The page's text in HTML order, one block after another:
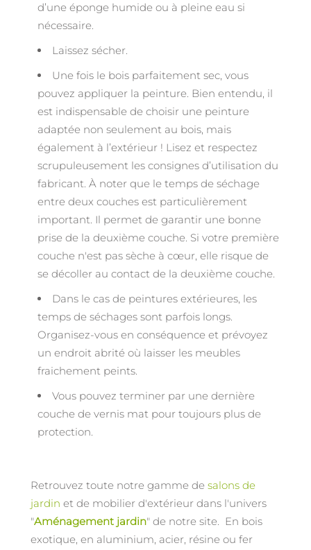
d’une éponge humide ou à pleine eau si
nécessaire.
Laissez sécher.
Une fois le bois parfaitement sec, vous
pouvez appliquer la peinture. Bien entendu, il
est indispensable de choisir une peinture
adaptée non seulement au bois, mais
également à l’extérieur ! Lisez et respectez
scrupuleusement les consignes d’utilisation du
fabricant. À noter que le temps de séchage
entre deux couches est particulièrement
important. Il permet de garantir une bonne
prise de la deuxième couche. Si votre première
couche n'est pas sèche à cœur, elle risque de
se décoller au contact de la deuxième couche.
Dans le cas de peintures extérieures, les
temps de séchages sont parfois longs.
Organisez-vous en conséquence et prévoyez
un endroit abrité où laisser les meubles
fraichement peints.
Vous pouvez terminer par une dernière
couche de vernis mat pour toujours plus de
protection.
Retrouvez toute notre gamme de salons de
jardin et de mobilier d'extérieur dans l'univers
"Aménagement jardin" de notre site. En bois
exotique, en aluminium, acier, résine ou fer